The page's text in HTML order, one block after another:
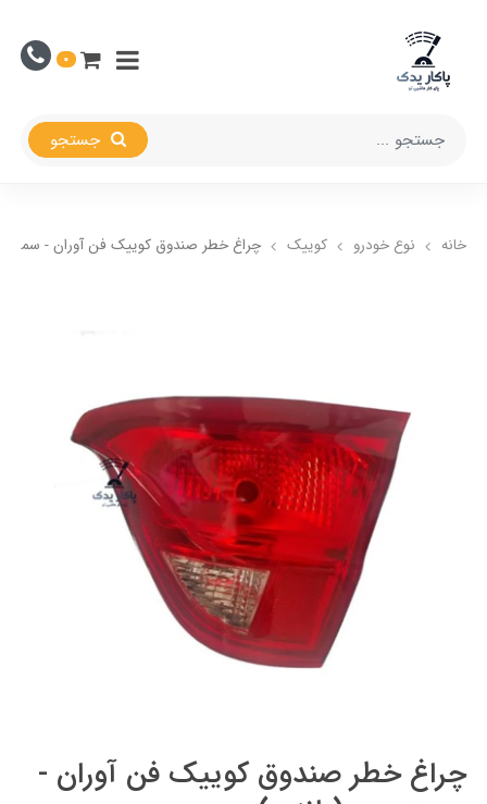
0
خانه نوع خودرو کوییک چراغ خطر صندوق کوییک فن آوران - سمت
چراغ خطر صندوق کوییک فن آوران -